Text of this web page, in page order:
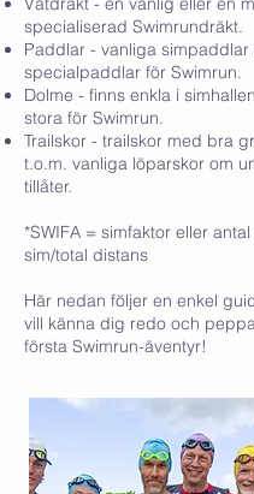
specialiserad Swimrundräkt.
Paddlar - vanliga simpaddlar
specialpaddlar för Swimrun.
Dolme - finns enkla i
stora för Swimrun.
Trailskor - trailskor med bra
t.o.m. vanliga löparskor om
tillåter.
*SWIFA = simfaktor eller
sim/total distans
Här nedan följer en enkel
vill känna dig redo och
första Swimrun-äventyr!